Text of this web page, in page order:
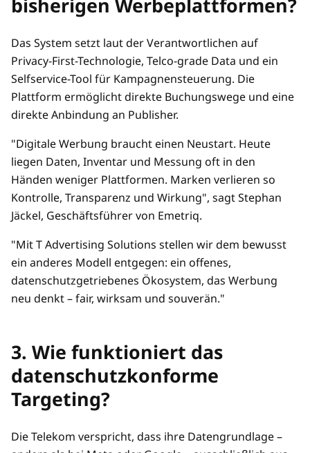
Das System setzt laut der Verantwortlichen auf
Privacy-First-Technologie, Telco-grade Data und ein
Selfservice-Tool für Kampagnensteuerung. Die
Plattform ermöglicht direkte Buchungswege und eine
direkte Anbindung an Publisher.
"Digitale Werbung braucht einen Neustart. Heute
liegen Daten, Inventar und Messung oft in den
Händen weniger Plattformen. Marken verlieren so
Kontrolle, Transparenz und Wirkung", sagt Stephan
Jäckel, Geschäftsführer von Emetriq.
"Mit T Advertising Solutions stellen wir dem bewusst
ein anderes Modell entgegen: ein offenes,
datenschutzgetriebenes Ökosystem, das Werbung
neu denkt – fair, wirksam und souverän."
3. Wie funktioniert das
datenschutzkonforme
Targeting?
Die Telekom verspricht, dass ihre Datengrundlage –